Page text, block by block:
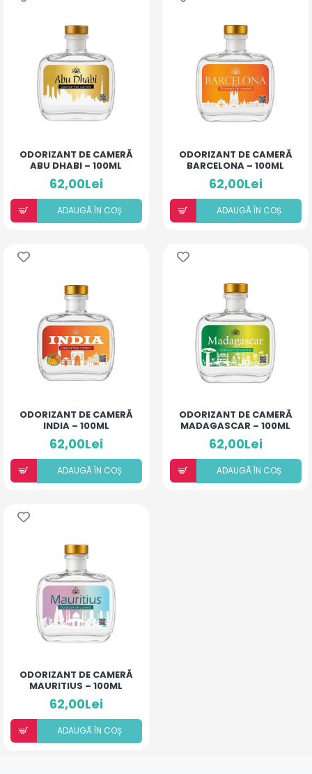
ODORIZANT DE CAMERĂ
ABU DHABI – 100ML
62,00Lei
ADAUGÃ ÎN COȘ
ODORIZANT DE CAMERĂ
BARCELONA – 100ML
62,00Lei
ADAUGÃ ÎN COȘ
ODORIZANT DE CAMERĂ
INDIA – 100ML
62,00Lei
ADAUGÃ ÎN COȘ
ODORIZANT DE CAMERĂ
MADAGASCAR – 100ML
62,00Lei
ADAUGÃ ÎN COȘ
ODORIZANT DE CAMERĂ
MAURITIUS – 100ML
62,00Lei
ADAUGÃ ÎN COȘ